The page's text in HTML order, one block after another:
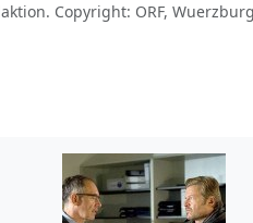
Copyright: ORF,